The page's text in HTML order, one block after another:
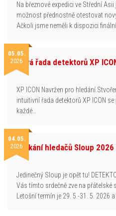
Na březnové expedici ve Střední
možnost přednostně otestovat
Ačkoli jsme neměli k dispozici
05.05.
2026Nová řada detektorů XP
XP ICON Navržen pro
intuitivní řada detektorů XP ICON
každé…
04.05.
2026Setkání hledačů Sloup
Jedinečný Sloup je opět tu!
Vás tímto srdečně zve na přátelské
Letošní termín je 29. 5.-31. 5. 2026 a